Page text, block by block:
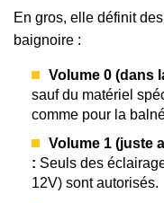
En gros, elle définit
baignoire :
Volume 0 (dans
sauf du matériel
comme pour la
Volume 1 (juste
: Seuls des
12V) sont autorisés.